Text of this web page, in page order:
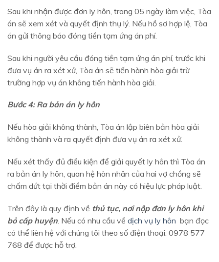
Sau khi nhận được đơn ly hôn, trong 05 ngày làm việc, Tòa
án sẽ xem xét và quyết định thụ lý. Nếu hồ sơ hợp lệ, Tòa
án gửi thông báo đóng tiền tạm ứng án phí.
Sau khi người yêu cầu đóng tiền tạm ứng án phí, trước khi
đưa vụ án ra xét xử, Tòa án sẽ tiến hành hòa giải trừ
trường hợp vụ án không tiến hành hòa giải.
Bước 4: Ra bản án ly hôn
Nếu hòa giải không thành, Tòa án lập biên bản hòa giải
không thành và ra quyết định đưa vụ án ra xét xử.
Nếu xét thấy đủ điều kiện để giải quyết ly hôn thì Tòa án
ra bản án ly hôn, quan hệ hôn nhân của hai vợ chồng sẽ
chấm dứt tại thời điểm bản án này có hiệu lực pháp luật.
Trên đây là quy định về thủ tục, nơi nộp đơn ly hôn khi
bỏ cấp huyện . Nếu có nhu cầu về dịch vụ ly hôn bạn đọc
có thể liên hệ với chúng tôi theo số điện thoại: 0978 577
768 để được hỗ trợ.